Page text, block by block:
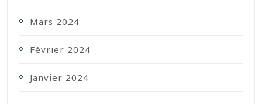
Mars 2024
Février 2024
Janvier 2024